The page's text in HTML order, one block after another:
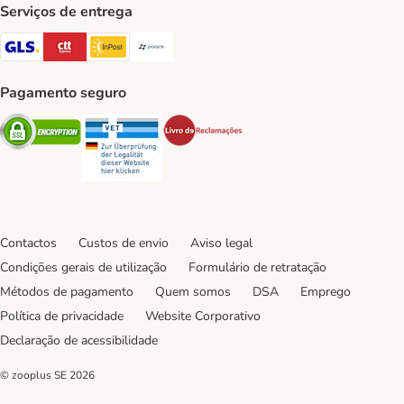
Serviços de entrega
GLS Shipping Method
CTTExpress Shipping Method
InPost Shipping Method
Pagamento seguro
Security Security
Contactos Custos de envio
Aviso legal
Condições gerais de utilização
Formulário de retratação
Métodos de pagamento
Quem somos DSA
Emprego
Política de privacidade
Website Corporativo
Declaração de acessibilidade
© zooplus SE 2026